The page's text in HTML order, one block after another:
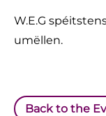
W.E.G
umëllen.
Back to the